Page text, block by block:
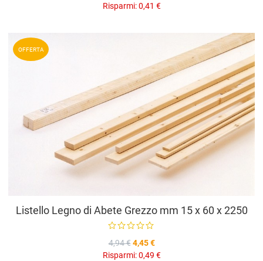
Risparmi:0,41 €
OFFERTA
Listello Legno di Abete Grezzo mm 15 x 60 x 2250
4,94 € 4,45 €
Risparmi:0,49 €